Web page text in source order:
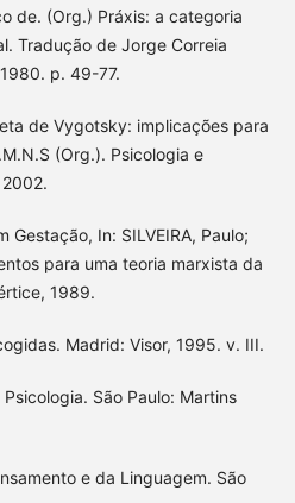
de. (Org.) Práxis: a categoria
Tradução de Jorge Correia
p. 49-77.
de Vygotsky: implicações para
(Org.). Psicologia e
Gestação, In: SILVEIRA, Paulo;
para uma teoria marxista da
1989.
Madrid: Visor, 1995. v. III.
Psicologia. São Paulo: Martins
e da Linguagem. São